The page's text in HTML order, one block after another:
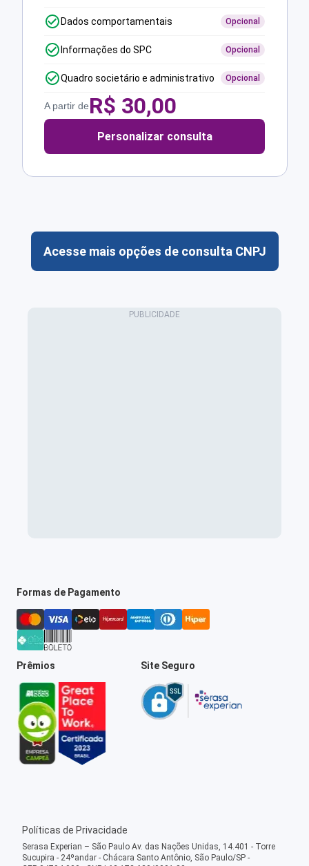
Dados comportamentais Opcional
Informações do SPC Opcional
Quadro societário e administrativo Opcional
A partir deR$ 30,00
Personalizar consulta
Acesse mais opções de consulta CNPJ
Formas de Pagamento
Prêmios Site Seguro
Políticas de Privacidade
Serasa Experian – São Paulo Av. das Nações Unidas, 14.401 - Torre
Sucupira - 24ºandar - Chácara Santo Antônio, São Paulo/SP -